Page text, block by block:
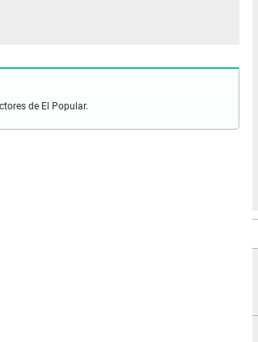
de El Popular.